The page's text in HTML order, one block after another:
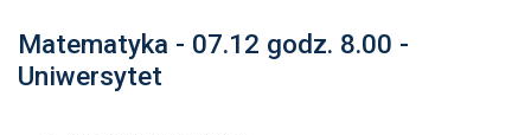
Matematyka - 07.12 godz. 8.00 -
Uniwersytet